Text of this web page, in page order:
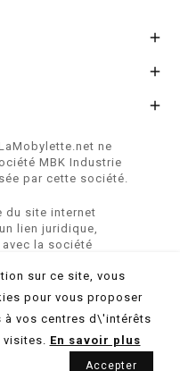



ne
MBK Industrie
par cette société.
du site internet
lien juridique,
la société
SOLEXINE et E-
: ProduNet Informatique
sur ce site, vous
pour vous proposer
vos centres d\'intérêts
visites. En savoir plus
Accepter